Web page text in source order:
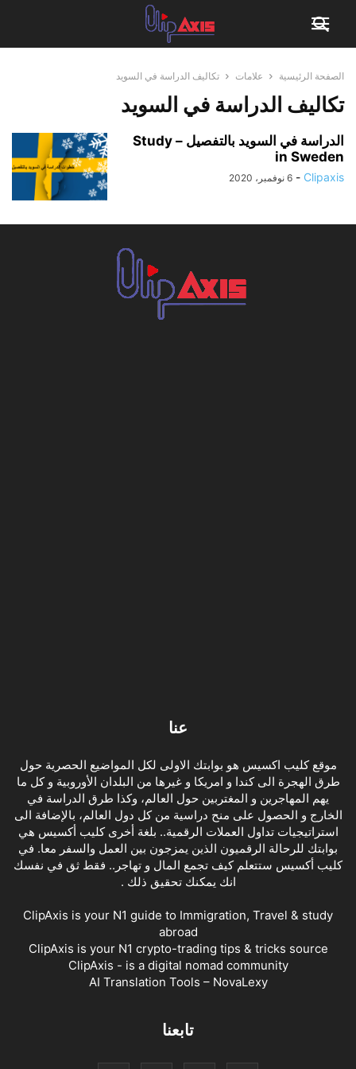
الصفحة الرئيسية علامات تكاليف الدراسة في السويد
تكاليف الدراسة في السويد
الدراسة في السويد بالتفصيل – Study
in Sweden
Clipaxis
- 6 نوفمبر، 2020
عنا
موقع كليب اكسيس هو بوابتك الاولى لكل المواضيع الحصرية حول
طرق الهجرة الى كندا و امريكا و غيرها من البلدان الأوروبية و كل ما
يهم المهاجرين و المغتربين حول العالم، وكذا طرق الدراسة في
الخارج و الحصول على منح دراسية من كل دول العالم، بالإضافة الى
استراتيجيات تداول العملات الرقمية.. بلغة أخرى كليب أكسيس هي
بوابتك للرحالة الرقميون الذين يمزجون بين العمل والسفر معا. في
كليب أكسيس ستتعلم كيف تجمع المال و تهاجر.. فقط ثق في نفسك
انك يمكنك تحقيق ذلك .
ClipAxis is your N1 guide to Immigration, Travel & study
abroad
ClipAxis is your N1 crypto-trading tips & tricks source
ClipAxis - is a digital nomad community
AI Translation Tools – NovaLexy
تابعنا